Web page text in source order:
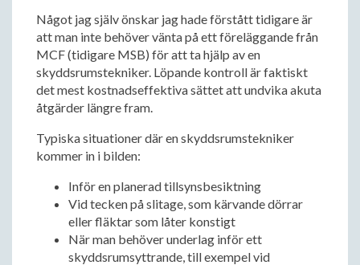
Något jag själv önskar jag hade förstått tidigare är
att man inte behöver vänta på ett föreläggande från
MCF (tidigare MSB) för att ta hjälp av en
skyddsrumstekniker. Löpande kontroll är faktiskt
det mest kostnadseffektiva sättet att undvika akuta
åtgärder längre fram.
Typiska situationer där en skyddsrumstekniker
kommer in i bilden:
Inför en planerad tillsynsbesiktning
Vid tecken på slitage, som kärvande dörrar
eller fläktar som låter konstigt
När man behöver underlag inför ett
skyddsrumsyttrande, till exempel vid